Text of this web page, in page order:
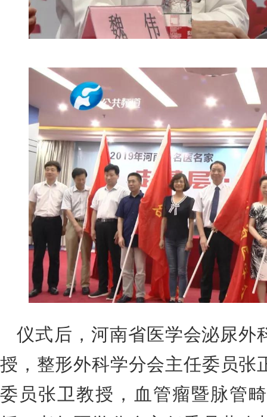
仪式后，河南省医学会泌尿外
授，整形外科学分会主任委员张
委员张卫教授，血管瘤暨脉管